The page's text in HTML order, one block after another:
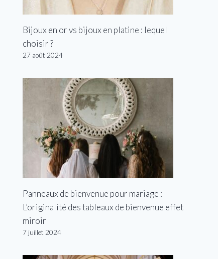
Bijoux en or vs bijoux en platine : lequel
choisir ?
27 août 2024
Panneaux de bienvenue pour mariage :
L’originalité des tableaux de bienvenue effet
miroir
7 juillet 2024